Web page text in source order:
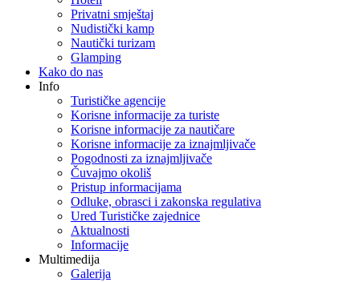
Privatni smještaj
Nudistički kamp
Nautički turizam
Glamping
Kako do nas
Info
Turističke agencije
Korisne informacije za turiste
Korisne informacije za nautičare
Korisne informacije za iznajmljivače
Pogodnosti za iznajmljivače
Čuvajmo okoliš
Pristup informacijama
Odluke, obrasci i zakonska regulativa
Ured Turističke zajednice
Aktualnosti
Informacije
Multimedija
Galerija